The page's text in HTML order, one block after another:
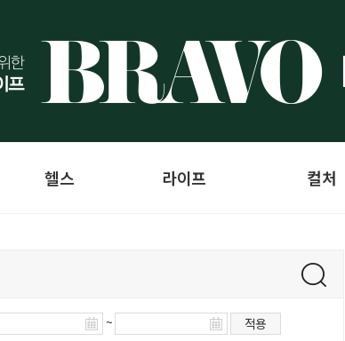
헬스 라이프 컬처
~ 적용